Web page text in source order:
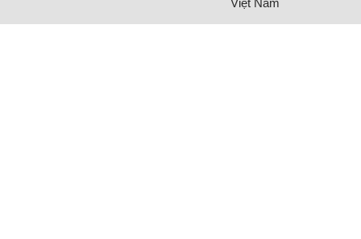
Việt Nam